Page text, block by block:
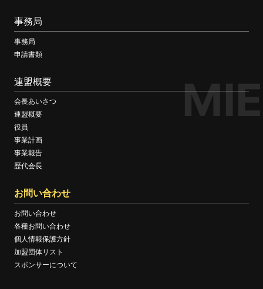
MIE
事務局
事務局
申請書類
連盟概要
会長あいさつ
連盟概要
役員
事業計画
事業報告
歴代会長
お問い合わせ
お問い合わせ
各種お問い合わせ
個人情報保護方針
加盟団体リスト
スポンサーについて